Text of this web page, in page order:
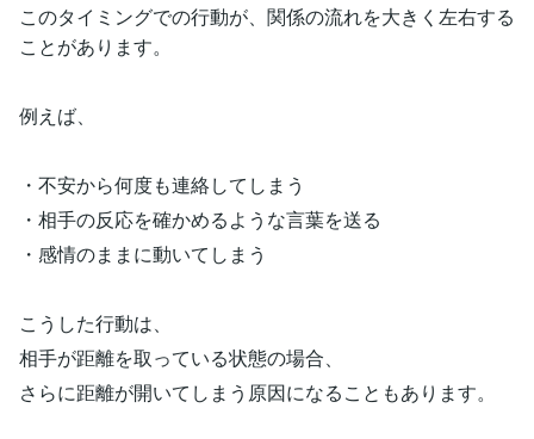
このタイミングでの行動が、関係の流れを大きく左右する
ことがあります。
例えば、
・不安から何度も連絡してしまう
・相手の反応を確かめるような言葉を送る
・感情のままに動いてしまう
こうした行動は、
相手が距離を取っている状態の場合、
さらに距離が開いてしまう原因になることもあります。